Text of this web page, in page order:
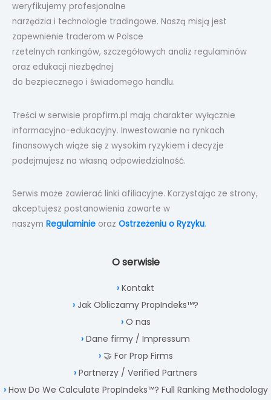
weryfikujemy profesjonalne
narzędzia i technologie tradingowe. Naszą misją jest
zapewnienie traderom w Polsce
rzetelnych rankingów, szczegółowych analiz regulaminów
oraz edukacji niezbędnej
do bezpiecznego i świadomego handlu.
Treści w serwisie propfirm.pl mają charakter wyłącznie
informacyjno-edukacyjny. Inwestowanie na rynkach
finansowych wiąże się z wysokim ryzykiem i decyzje
podejmujesz na własną odpowiedzialność.
Serwis może zawierać linki afiliacyjne. Korzystając ze strony,
akceptujesz postanowienia zawarte w
naszym Regulaminie oraz Ostrzeżeniu o Ryzyku.
O serwisie
Kontakt
Jak Obliczamy PropIndeks™?
O nas
Dane firmy / Impressum
🤝 For Prop Firms
Partnerzy / Verified Partners
How Do We Calculate PropIndeks™? Full Ranking Methodology